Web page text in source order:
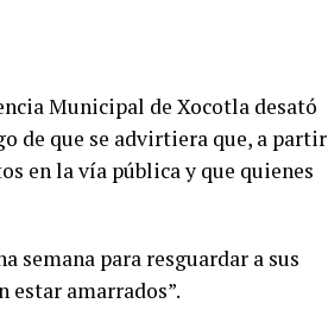
Municipal de Xocotla desató
de que se advirtiera que, a partir
en la vía pública y que quienes
semana para resguardar a sus
estar amarrados”.